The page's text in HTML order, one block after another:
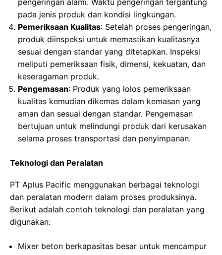
pengeringan alami. Waktu pengeringan tergantung
pada jenis produk dan kondisi lingkungan.
Pemeriksaan Kualitas: Setelah proses pengeringan,
produk diinspeksi untuk memastikan kualitasnya
sesuai dengan standar yang ditetapkan. Inspeksi
meliputi pemeriksaan fisik, dimensi, kekuatan, dan
keseragaman produk.
Pengemasan: Produk yang lolos pemeriksaan
kualitas kemudian dikemas dalam kemasan yang
aman dan sesuai dengan standar. Pengemasan
bertujuan untuk melindungi produk dari kerusakan
selama proses transportasi dan penyimpanan.
Teknologi dan Peralatan
PT Aplus Pacific menggunakan berbagai teknologi
dan peralatan modern dalam proses produksinya.
Berikut adalah contoh teknologi dan peralatan yang
digunakan:
Mixer beton berkapasitas besar untuk mencampur